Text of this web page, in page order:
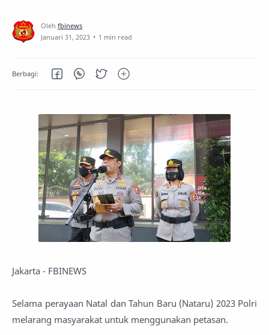
1 min read
Jakarta - FBINEWS
Selama perayaan Natal dan Tahun Baru (Nataru) 2023 Polri
melarang masyarakat untuk menggunakan petasan.